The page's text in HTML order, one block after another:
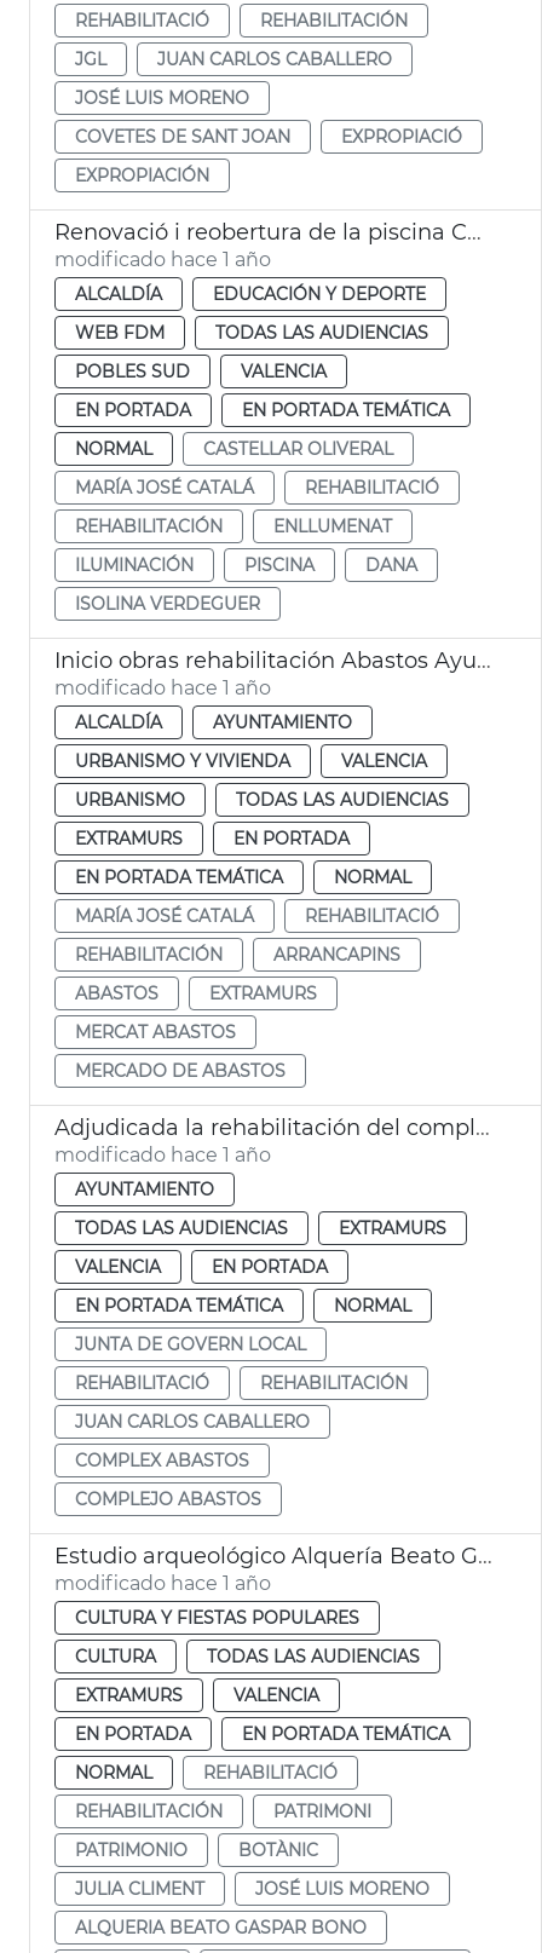
REHABILITACIÓ
REHABILITACIÓN
JGL
JUAN CARLOS CABALLERO
JOSÉ LUIS MORENO
COVETES DE SANT JOAN
EXPROPIACIÓ
EXPROPIACIÓN
Renovació i reobertura de la piscina Castellar després de la dana
modificado hace 1 año
ALCALDÍA
EDUCACIÓN Y DEPORTE
WEB FDM
TODAS LAS AUDIENCIAS
POBLES SUD
VALENCIA
EN PORTADA
EN PORTADA TEMÁTICA
NORMAL
CASTELLAR OLIVERAL
MARÍA JOSÉ CATALÁ
REHABILITACIÓ
REHABILITACIÓN
ENLLUMENAT
ILUMINACIÓN
PISCINA
DANA
ISOLINA VERDEGUER
Inicio obras rehabilitación Abastos Ayuntamiento València
modificado hace 1 año
ALCALDÍA
AYUNTAMIENTO
URBANISMO Y VIVIENDA
VALENCIA
URBANISMO
TODAS LAS AUDIENCIAS
EXTRAMURS
EN PORTADA
EN PORTADA TEMÁTICA
NORMAL
MARÍA JOSÉ CATALÁ
REHABILITACIÓ
REHABILITACIÓN
ARRANCAPINS
ABASTOS
EXTRAMURS
MERCAT ABASTOS
MERCADO DE ABASTOS
Adjudicada la rehabilitación del complejo de Abastos de València
modificado hace 1 año
AYUNTAMIENTO
TODAS LAS AUDIENCIAS
EXTRAMURS
VALENCIA
EN PORTADA
EN PORTADA TEMÁTICA
NORMAL
JUNTA DE GOVERN LOCAL
REHABILITACIÓ
REHABILITACIÓN
JUAN CARLOS CABALLERO
COMPLEX ABASTOS
COMPLEJO ABASTOS
Estudio arqueológico Alquería Beato Gaspar Bono València
modificado hace 1 año
CULTURA Y FIESTAS POPULARES
CULTURA
TODAS LAS AUDIENCIAS
EXTRAMURS
VALENCIA
EN PORTADA
EN PORTADA TEMÁTICA
NORMAL
REHABILITACIÓ
REHABILITACIÓN
PATRIMONI
PATRIMONIO
BOTÀNIC
JULIA CLIMENT
JOSÉ LUIS MORENO
ALQUERIA BEATO GASPAR BONO